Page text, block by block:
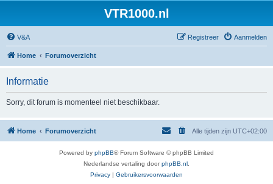
VTR1000.nl
V&A Aanmelden
Registreer
Home Forumoverzicht
Informatie
Sorry, dit forum is momenteel niet beschikbaar.
Home Forumoverzicht Alle tijden zijn UTC+02:00
Powered by phpBB® Forum Software © phpBB Limited
Nederlandse vertaling doorphpBB.nl
Privacy | Gebruikersvoorwaarden